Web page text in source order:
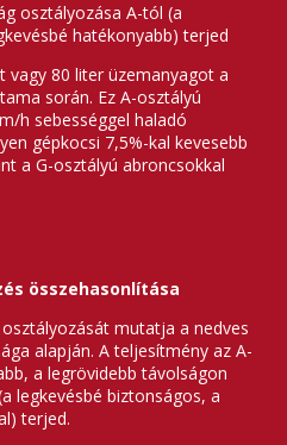
osztályozása A-tól (a
hatékonyabb) terjed
vagy 80 liter üzemanyagot a
során. Ez A-osztályú
h sebességgel haladó
gépkocsi 7,5%-kal kevesebb
a G-osztályú abroncsokkal
összehasonlítása
mutatja a nedves
alapján. A teljesítmény az A-
a legrövidebb távolságon
legkevésbé biztonságos, a
terjed.